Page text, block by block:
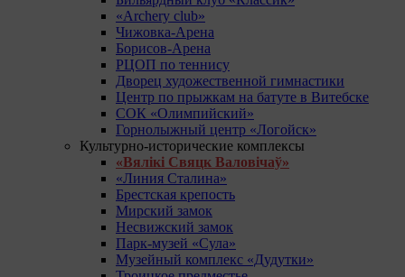
«Archery club»
Чижовка-Арена
Борисов-Арена
РЦОП по теннису
Дворец художественной гимнастики
Центр по прыжкам на батуте в Витебске
СОК «Олимпийский»
Горнолыжный центр «Логойск»
Культурно-исторические комплексы
«Вялікі Свяцк Валовічаў»
«Линия Сталина»
Брестская крепость
Мирский замок
Несвижский замок
Парк-музей «Сула»
Музейный комплекс «Дудутки»